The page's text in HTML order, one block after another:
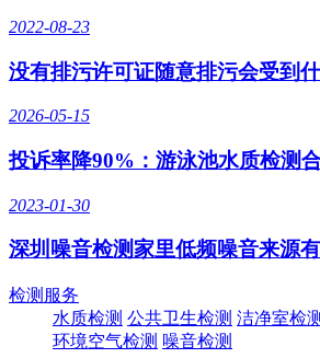
2022-08-23
没有排污许可证随意排污会受到
2026-05-15
投诉率降90%：游泳池水质检测
2023-01-30
深圳噪音检测家里低频噪音来源
检测服务
水质检测 公共卫生检测 洁净室检测
环境空气检测 噪音检测